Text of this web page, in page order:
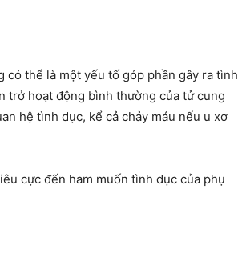
thể là một yếu tố góp phần gây ra tình
trở hoạt động bình thường của tử cung
hệ tình dục, kể cả chảy máu nếu u xơ
cực đến ham muốn tình dục của phụ